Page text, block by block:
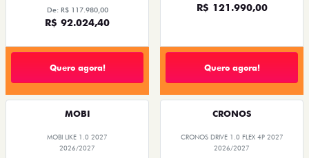
De: R$ 117.980,00
R$ 92.024,40
Quero agora!
R$ 121.990,00
Quero agora!
MOBI
MOBI LIKE 1.0 2027
2026/2027
CRONOS
CRONOS DRIVE 1.0 FLEX 4P 2027
2026/2027